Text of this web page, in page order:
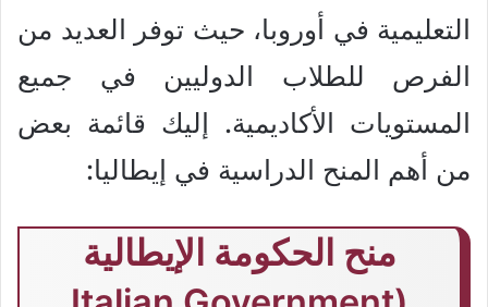
التعليمية في أوروبا، حيث توفر العديد من
الفرص للطلاب الدوليين في جميع
المستويات الأكاديمية. إليك قائمة بعض
من أهم المنح الدراسية في إيطاليا:
منح الحكومة الإيطالية